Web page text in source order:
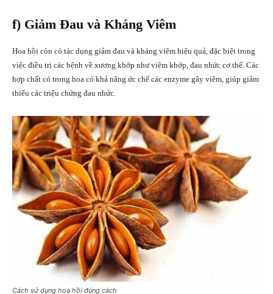
f) Giảm Đau và Kháng Viêm
Hoa hồi còn có tác dụng giảm đau và kháng viêm hiệu quả, đặc biệt trong
việc điều trị các bệnh về xương khớp như viêm khớp, đau nhức cơ thể. Các
hợp chất có trong hoa có khả năng ức chế các enzyme gây viêm, giúp giảm
thiểu các triệu chứng đau nhức.
Cách sử dụng hoa hồi đúng cách